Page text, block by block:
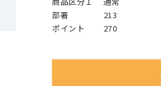
部署
213
ポイント
270